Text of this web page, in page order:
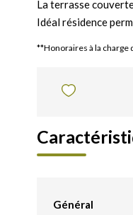
La terrasse
Idéal résidence
**Honoraires à la charge
Général